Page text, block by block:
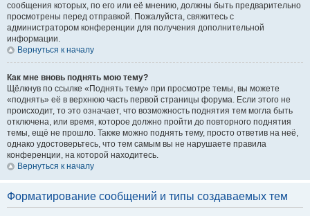
сообщения которых, по его или её мнению, должны быть предварительно
просмотрены перед отправкой. Пожалуйста, свяжитесь с
администратором конференции для получения дополнительной
информации.
Вернуться к началу
Как мне вновь поднять мою тему?
Щёлкнув по ссылке «Поднять тему» при просмотре темы, вы можете
«поднять» её в верхнюю часть первой страницы форума. Если этого не
происходит, то это означает, что возможность поднятия тем могла быть
отключена, или время, которое должно пройти до повторного поднятия
темы, ещё не прошло. Также можно поднять тему, просто ответив на неё,
однако удостоверьтесь, что тем самым вы не нарушаете правила
конференции, на которой находитесь.
Вернуться к началу
Форматирование сообщений и типы создаваемых тем